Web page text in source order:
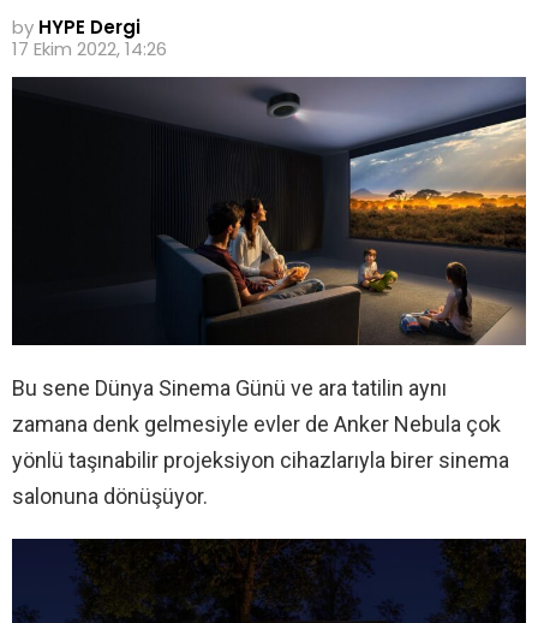
by HYPE Dergi
17 Ekim 2022, 14:26
Bu sene Dünya Sinema Günü ve ara tatilin aynı
zamana denk gelmesiyle evler de Anker Nebula çok
yönlü taşınabilir projeksiyon cihazlarıyla birer sinema
salonuna dönüşüyor.